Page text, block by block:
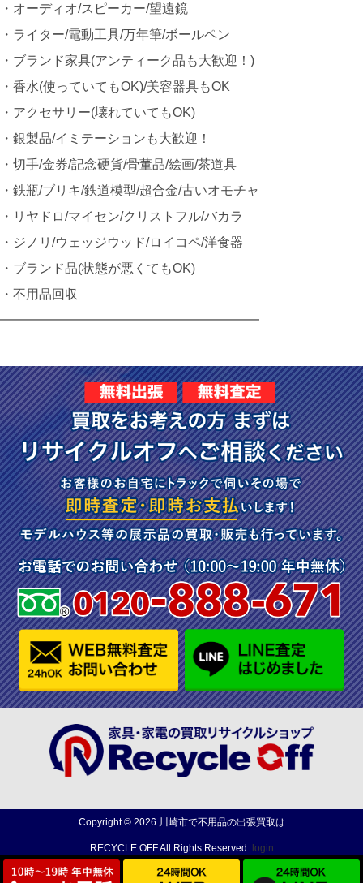
・オーディオ/スピーカー/望遠鏡
・ライター/電動工具/万年筆/ボールペン
・ブランド家具(アンティーク品も大歓迎！)
・香水(使っていてもOK)/美容器具もOK
・アクセサリー(壊れていてもOK)
・銀製品/イミテーションも大歓迎！
・切手/金券/記念硬貨/骨董品/絵画/茶道具
・鉄瓶/ブリキ/鉄道模型/超合金/古いオモチャ
・リヤドロ/マイセン/クリストフル/バカラ
・ジノリ/ウェッジウッド/ロイコペ/洋食器
・ブランド品(状態が悪くてもOK)
・不用品回収
━━━━━━━━━━━━━━━━━━━━
Copyright © 2026 川崎市で不用品の出張買取は
RECYCLE OFFAll Rights Reserved. login